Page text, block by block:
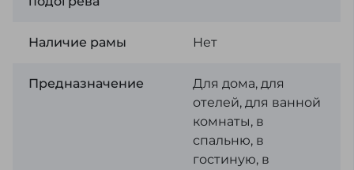
Наличие рамы Нет
Предназначение
Для дома, для
отелей, для ванной
комнаты, в
спальню, в
гостиную, в